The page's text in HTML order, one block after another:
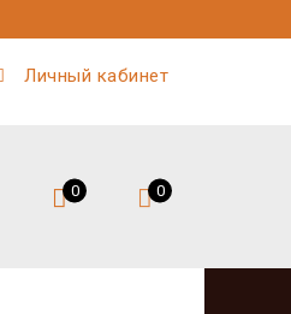
Личный кабинет
0 0